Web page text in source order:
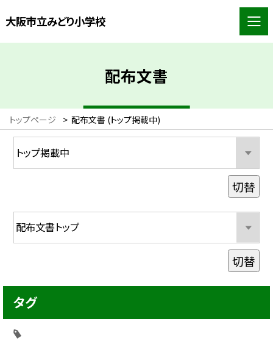
大阪市立みどり小学校
配布文書
トップページ > 配布文書 (トップ掲載中)
切替
切替
タグ